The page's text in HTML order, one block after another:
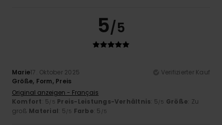
5/5
Marie17. Oktober 2025
Verifizierter Kauf
Größe, Form, Preis
Original anzeigen - Français
Komfort: 5/5 Preis-Leistungs-Verhältnis: 5/5 Größe: Zu
groß Material: 5/5 Farbe: 5 /5